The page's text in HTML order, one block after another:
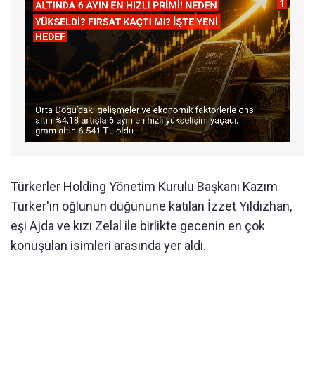
Türkerler Holding Yönetim Kurulu Başkanı Kazım
Türker'in oğlunun düğününe katılan İzzet Yıldızhan,
eşi Ajda ve kızı Zelal ile birlikte gecenin en çok
konuşulan isimleri arasında yer aldı.